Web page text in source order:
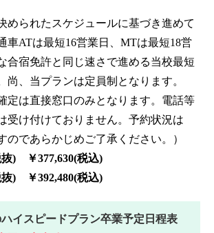
められたスケジュールに基づき進めて
車ATは最短16営業日、MTは最短18営
合宿免許と同じ速さで進める当校最短
尚、当プランは定員制となります。
定は直接窓口のみとなります。電話等
受け付けておりません。予約状況は
のであらかじめご了承ください。）
抜) ￥377,630(税込)
抜) ￥392,480(税込)
ハイスピードプラン卒業予定日程表